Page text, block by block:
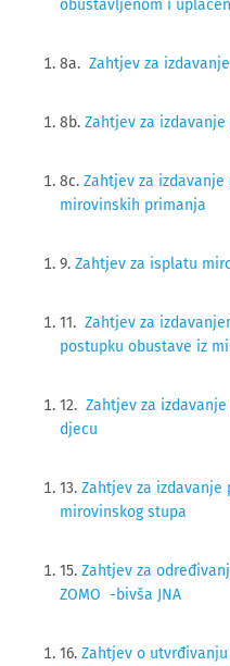
obustavljenom i
8a. Zahtjev za
8b. Zahtjev za
8c. Zahtjev za
mirovinskih primanja
9. Zahtjev za isplatu
11. Zahtjev za
postupku obustave iz
12. Zahtjev za
djecu
13. Zahtjev za izdavanje
mirovinskog stupa
15. Zahtjev za
ZOMO -bivša JNA
16. Zahtjev o